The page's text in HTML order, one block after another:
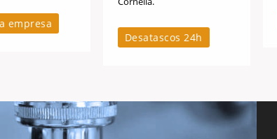
empresa
Desatascos 24h